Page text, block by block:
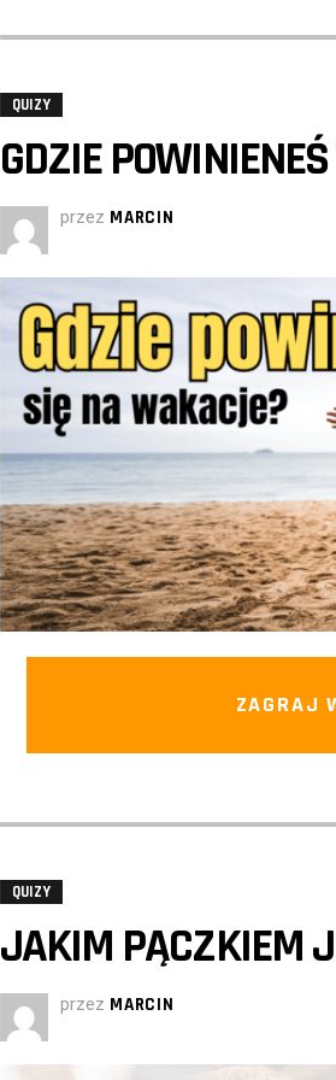
QUIZY
GDZIE
przez MARCIN
ZAGRAJ
QUIZY
JAKIM PĄCZKIEM
przez MARCIN